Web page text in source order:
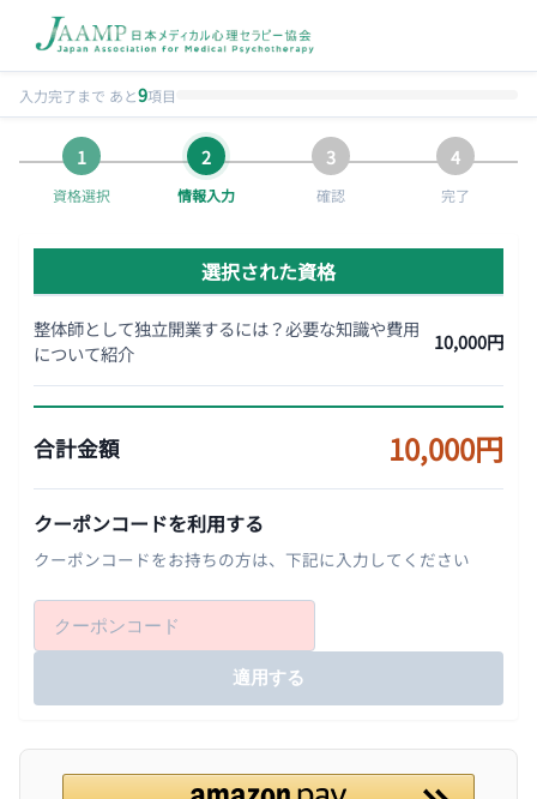
入力完了まで あと9項目
資格選択 情報入力 確認 完了
選択された資格
整体師として独立開業するには？必要な知識や費用
について紹介
10,000円
合計金額 10,000円
クーポンコードを利用する
クーポンコードをお持ちの方は、下記に入力してください
適用する